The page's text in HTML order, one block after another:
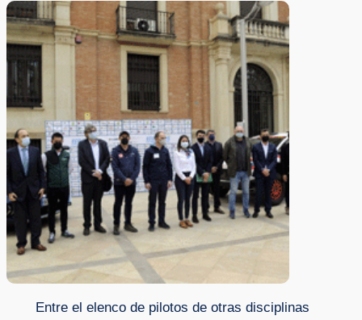
Entre el elenco de pilotos de otras disciplinas